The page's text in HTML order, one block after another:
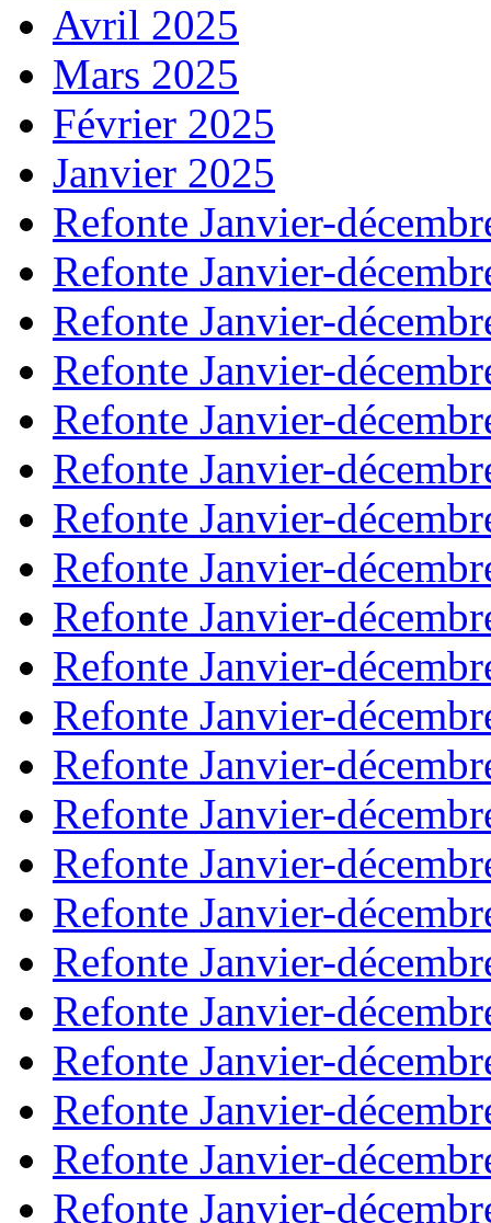
Avril 2025
Mars 2025
Février 2025
Janvier 2025
Refonte Janvier-
Refonte Janvier-
Refonte Janvier-
Refonte Janvier-
Refonte Janvier-
Refonte Janvier-
Refonte Janvier-
Refonte Janvier-
Refonte Janvier-
Refonte Janvier-
Refonte Janvier-
Refonte Janvier-
Refonte Janvier-
Refonte Janvier-
Refonte Janvier-
Refonte Janvier-
Refonte Janvier-
Refonte Janvier-
Refonte Janvier-
Refonte Janvier-
Refonte Janvier-